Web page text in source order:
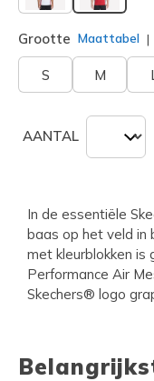
Grootte Maattabel
S M
AANTAL
In de essentiële
baas op het veld in
met kleurblokken is
Performance Air
Skechers® logo